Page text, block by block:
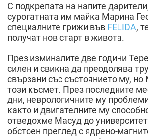
С подкрепата на напите
сурогатната им майка Марина
специалните грижи във FELIDA,
получат нов старт в живота.
През изминалите две години
силен и свикна да преодолява
свързани със състоянието му,
този късмет. През последните
дни, неврологичните му
както и двигателните му
отведохме Масуд до
обстоен преглед с ядрено-